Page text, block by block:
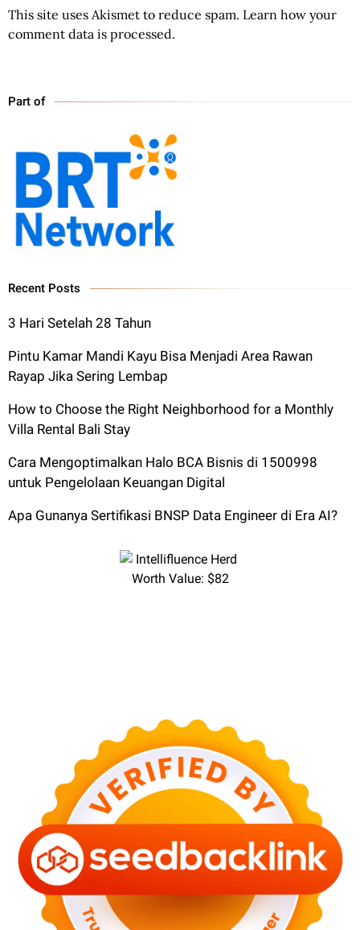
This site uses Akismet to reduce spam. Learn how your
comment data is processed.
Part of
Recent Posts
3 Hari Setelah 28 Tahun
Pintu Kamar Mandi Kayu Bisa Menjadi Area Rawan
Rayap Jika Sering Lembap
How to Choose the Right Neighborhood for a Monthly
Villa Rental Bali Stay
Cara Mengoptimalkan Halo BCA Bisnis di 1500998
untuk Pengelolaan Keuangan Digital
Apa Gunanya Sertifikasi BNSP Data Engineer di Era AI?